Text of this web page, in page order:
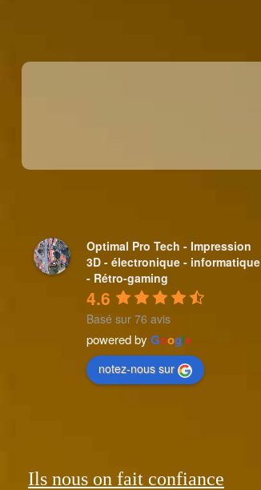
Optimal Pro Tech - Impression
3D - électronique - informatique
- Rétro-gaming
4.6
Basé sur 76 avis
powered by Google
notez-nous sur
Ils nous on fait confiance